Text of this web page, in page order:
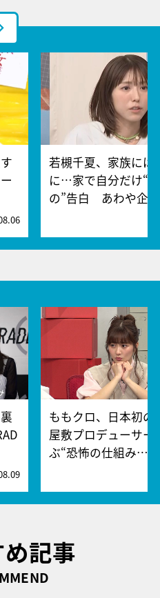
若槻千夏、家族には
に…家で自分だけ“
の”告白 あわや企…
ももクロ、日本初の
屋敷プロデューサー
ぶ“恐怖の仕組み…
記事